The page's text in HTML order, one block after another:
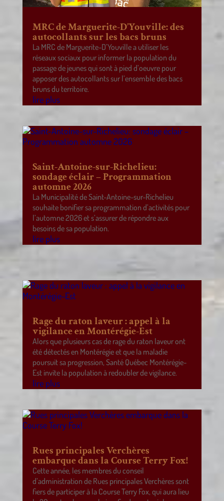
MRC de Marguerite-D’Youville: des
autocollants sur les bacs bruns
La MRC de Marguerite-D’Youville a utiliser les
réseaux sociaux pour informer la population du
passage de jeunes qui sont à pied d’oeuvre pour
apposer des autocollants sur l’ensemble des bacs
bruns du territoire.
lire plus
Saint-Antoine-sur-Richelieu:
sondage éclair – Programmation
automne 2026
La Municipalité de Saint-Antoine-sur-Richelieu
souhaite bonifier sa programmation d’activités pour
l’automne 2026 et s’assurer de répondre aux
besoins de sa population.
lire plus
Rage du raton laveur : appel à la
vigilance en Montérégie-Est
Alors que plusieurs cas de rage du raton laveur ont
été détectés en Montérégie et que la maladie
poursuit sa progression, Santé Québec Montérégie-
Est invite la population à redoubler de vigilance.
lire plus
Rues principales Verchères
embarque dans la Course Terry Fox!
Cette année, les membres du conseil
d’administration de Rues principales Verchères sont
fiers de participer à la Course Terry Fox, qui aura lieu